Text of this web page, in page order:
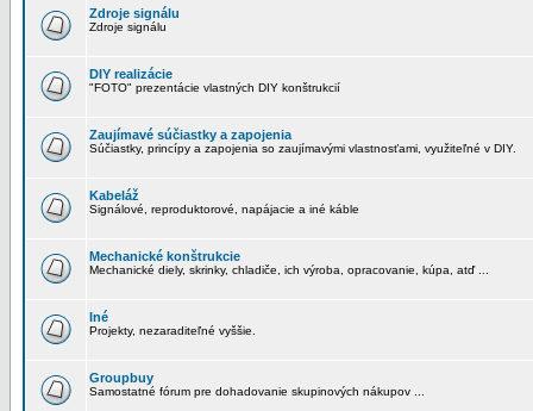
Zdroje signálu
Zdroje signálu
DIY realizácie
"FOTO" prezentácie vlastných DIY konštrukcií
Zaujímavé súčiastky a zapojenia
Súčiastky, princípy a zapojenia so zaujímavými vlastnosťami, využiteľné v DIY.
Kabeláž
Signálové, reproduktorové, napájacie a iné káble
Mechanické konštrukcie
Mechanické diely, skrinky, chladiče, ich výroba, opracovanie, kúpa, atď ...
Iné
Projekty, nezaraditeľné vyššie.
Groupbuy
Samostatné fórum pre dohadovanie skupinových nákupov ...